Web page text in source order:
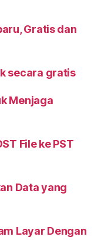
Gratis dan
secara gratis
Menjaga
File ke PST
Data yang
Layar Dengan